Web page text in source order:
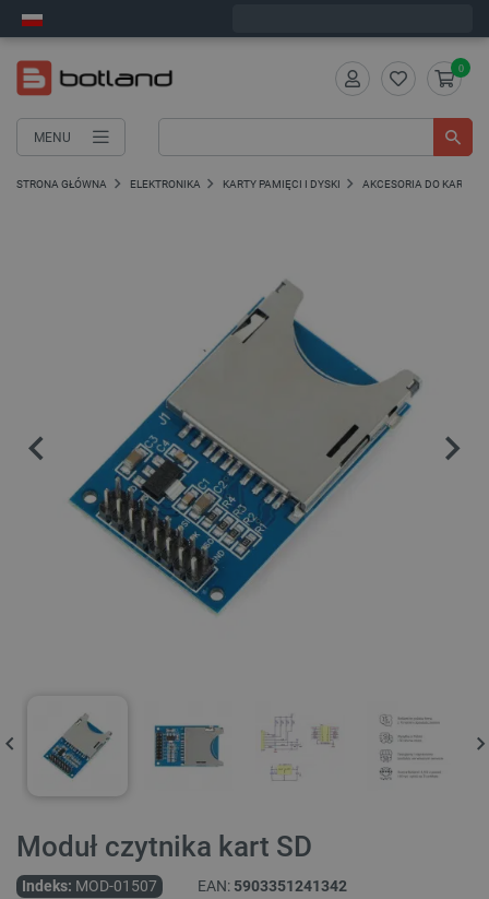
MENU
0
STRONA GŁÓWNA ELEKTRONIKA KARTY PAMIĘCI I DYSKI AKCESORIA DO KART
Moduł czytnika kart SD
Indeks: MOD-01507 EAN: 5903351241342